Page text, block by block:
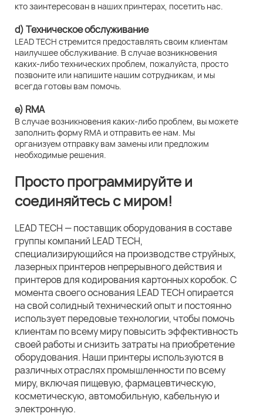
кто заинтересован в наших принтерах, посетить нас.
d) Техническое обслуживание
LEAD TECH стремится предоставлять своим клиентам
наилучшее обслуживание. В случае возникновения
каких-либо технических проблем, пожалуйста, просто
позвоните или напишите нашим сотрудникам, и мы
всегда готовы вам помочь.
e) RMA
В случае возникновения каких-либо проблем, вы можете
заполнить форму RMA и отправить ее нам. Мы
организуем отправку вам замены или предложим
необходимые решения.
Просто программируйте и
соединяйтесь с миром!
LEAD TECH — поставщик оборудования в составе
группы компаний LEAD TECH,
специализирующийся на производстве струйных,
лазерных принтеров непрерывного действия и
принтеров для кодирования картонных коробок. С
момента своего основания LEAD TECH опирается
на свой солидный технический опыт и постоянно
использует передовые технологии, чтобы помочь
клиентам по всему миру повысить эффективность
своей работы и снизить затраты на приобретение
оборудования. Наши принтеры используются в
различных отраслях промышленности по всему
миру, включая пищевую, фармацевтическую,
косметическую, автомобильную, кабельную и
электронную.